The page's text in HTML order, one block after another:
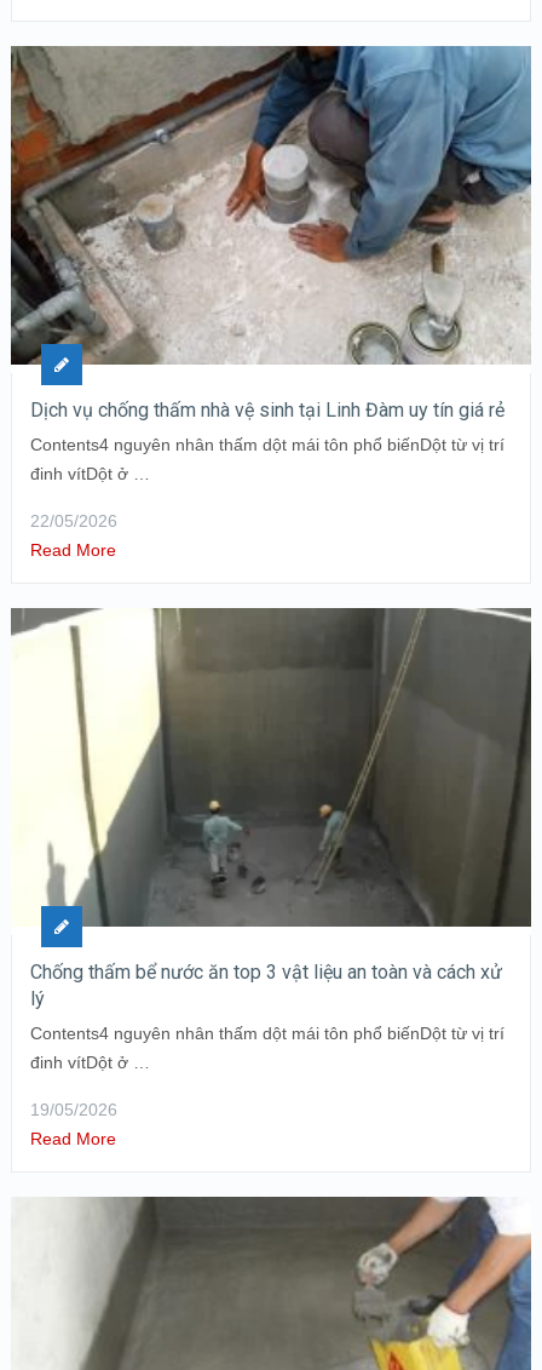
Dịch vụ chống thấm nhà vệ sinh tại Linh Đàm uy tín giá rẻ
Contents4 nguyên nhân thấm dột mái tôn phổ biếnDột từ vị trí
đinh vítDột ở …
22/05/2026
Read More
Chống thấm bể nước ăn top 3 vật liệu an toàn và cách xử
lý
Contents4 nguyên nhân thấm dột mái tôn phổ biếnDột từ vị trí
đinh vítDột ở …
19/05/2026
Read More